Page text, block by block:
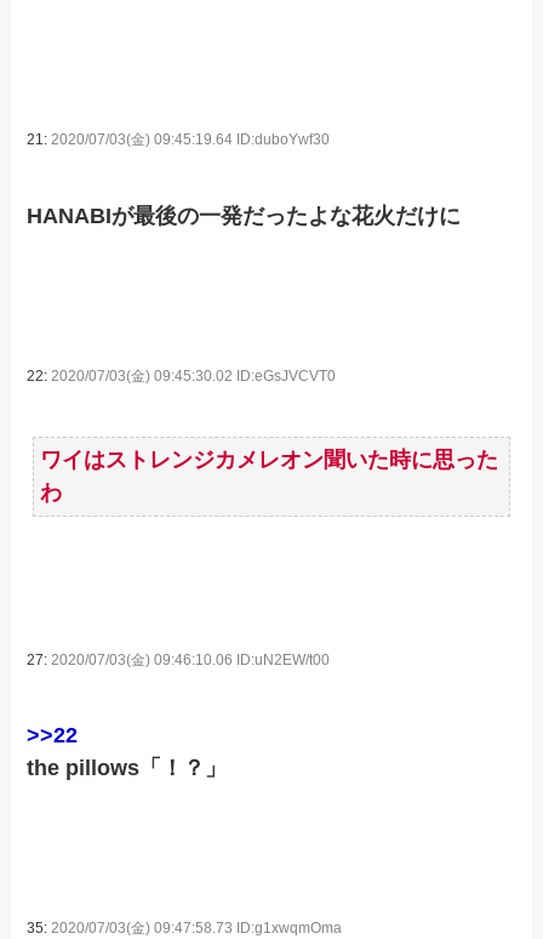
21:2020/07/03(金) 09:45:19.64 ID:duboYwf30
HANABIが最後の一発だったよな花火だけに
22:2020/07/03(金) 09:45:30.02 ID:eGsJVCVT0
ワイはストレンジカメレオン聞いた時に思った
わ
27: 2020/07/03(金) 09:46:10.06 ID:uN2EW/t00
>>22
the pillows「！？」
35:2020/07/03(金) 09:47:58.73 ID:g1xwqmOma